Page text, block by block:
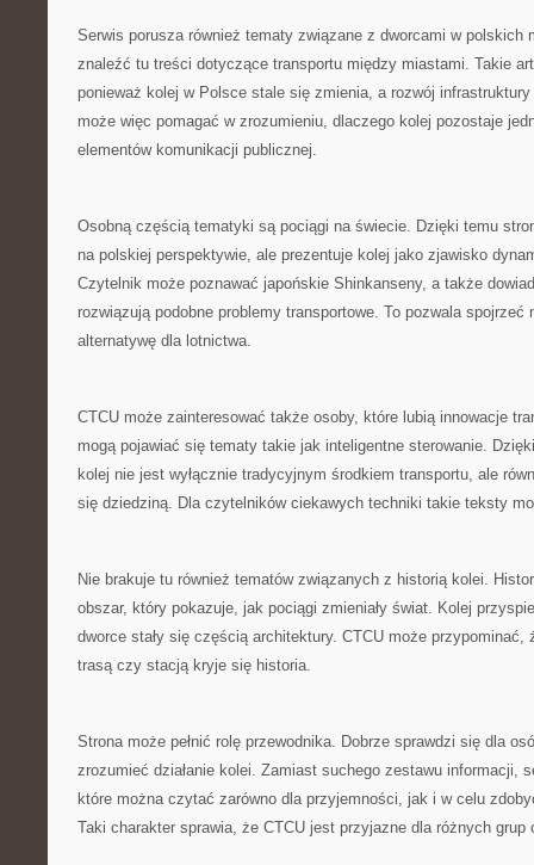
Serwis porusza również tematy związane z dworcami w polskich
znaleźć tu treści dotyczące transportu między miastami. Takie
ponieważ kolej w Polsce stale się zmienia, a rozwój infrastruktury
może więc pomagać w zrozumieniu, dlaczego kolej pozostaje
elementów komunikacji publicznej.
Osobną częścią tematyki są pociągi na świecie. Dzięki temu
na polskiej perspektywie, ale prezentuje kolej jako zjawisko
Czytelnik może poznawać japońskie Shinkanseny, a także
rozwiązują podobne problemy transportowe. To pozwala
alternatywę dla lotnictwa.
CTCU może zainteresować także osoby, które lubią innowacje
mogą pojawiać się tematy takie jak inteligentne sterowanie.
kolej nie jest wyłącznie tradycyjnym środkiem transportu, ale
się dziedziną. Dla czytelników ciekawych techniki takie teksty
Nie brakuje tu również tematów związanych z historią kolei.
obszar, który pokazuje, jak pociągi zmieniały świat. Kolej
dworce stały się częścią architektury. CTCU może
trasą czy stacją kryje się historia.
Strona może pełnić rolę przewodnika. Dobrze sprawdzi się dla
zrozumieć działanie kolei. Zamiast suchego zestawu informacji,
które można czytać zarówno dla przyjemności, jak i w celu
Taki charakter sprawia, że CTCU jest przyjazne dla różnych grup